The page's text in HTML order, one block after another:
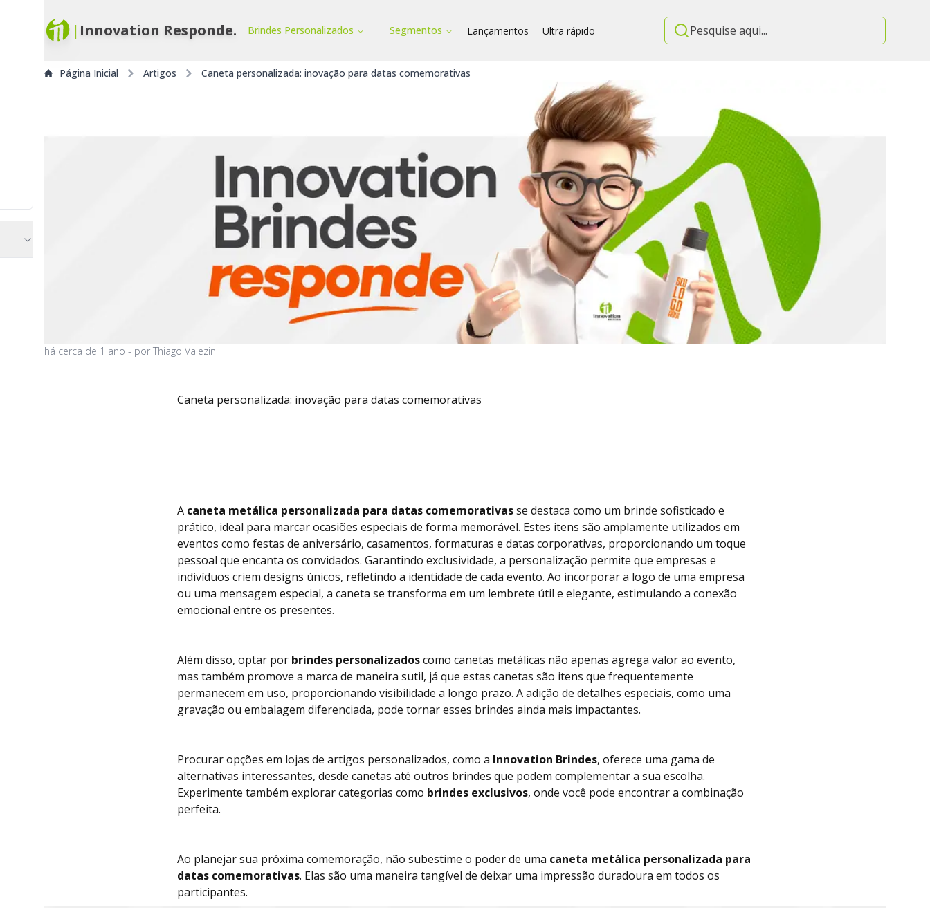
| Innovation Responde. Brindes Personalizados Segmentos Lançamentos Ultra rápido
Página Inicial Artigos Caneta personalizada: inovação para datas comemorativas
há cerca de 1 ano - por Thiago Valezin
Caneta personalizada: inovação para datas comemorativas
A caneta metálica personalizada para datas comemorativasse destaca como um brinde sofisticado e
prático, ideal para marcar ocasiões especiais de forma memorável. Estes itens são amplamente utilizados em
eventos como festas de aniversário, casamentos, formaturas e datas corporativas, proporcionando um toque
pessoal que encanta os convidados. Garantindo exclusividade, a personalização permite que empresas e
indivíduos criem designs únicos, refletindo a identidade de cada evento. Ao incorporar a logo de uma empresa
ou uma mensagem especial, a caneta se transforma em um lembrete útil e elegante, estimulando a conexão
emocional entre os presentes.
Além disso, optar por brindes personalizadoscomo canetas metálicas não apenas agrega valor ao evento,
mas também promove a marca de maneira sutil, já que estas canetas são itens que frequentemente
permanecem em uso, proporcionando visibilidade a longo prazo. A adição de detalhes especiais, como uma
gravação ou embalagem diferenciada, pode tornar esses brindes ainda mais impactantes.
Procurar opções em lojas de artigos personalizados, como a Innovation Brindes, oferece uma gama de
alternativas interessantes, desde canetas até outros brindes que podem complementar a sua escolha.
Experimente também explorar categorias como brindes exclusivos, onde você pode encontrar a combinação
perfeita.
Ao planejar sua próxima comemoração, não subestime o poder de uma caneta metálica personalizada para
datas comemorativas. Elas são uma maneira tangível de deixar uma impressão duradoura em todos os
participantes.